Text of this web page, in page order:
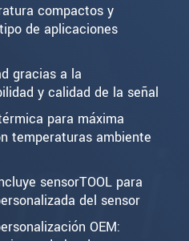
compactos y
de aplicaciones
gracias a la
y calidad de la señal
para máxima
temperaturas ambiente
sensorTOOL para
del sensor
OEM: